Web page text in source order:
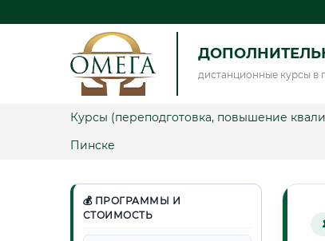
дистанционные курсы в
Курсы (переподготовка, повышение
Пинске
💰 ПРОГРАММЫ И
СТОИМОСТЬ